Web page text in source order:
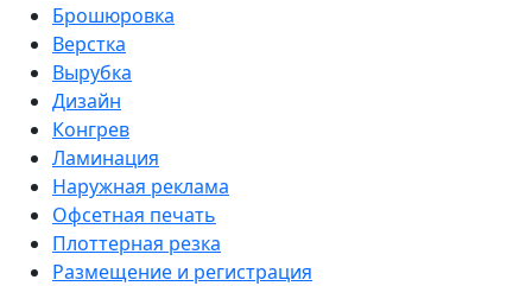
Брошюровка
Верстка
Вырубка
Дизайн
Конгрев
Ламинация
Наружная реклама
Офсетная печать
Плоттерная резка
Размещение и регистрация